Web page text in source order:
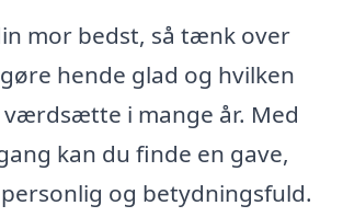
mor bedst, så tænk over
hende glad og hvilken
værdsætte i mange år. Med
kan du finde en gave,
og betydningsfuld.